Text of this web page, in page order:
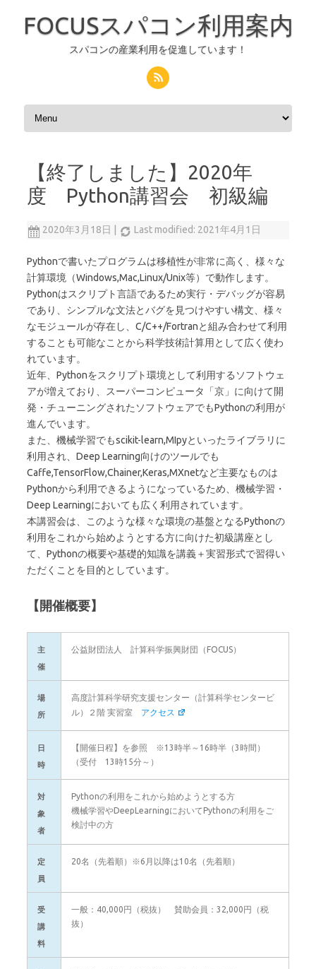
FOCUSスパコン利用案内
スパコンの産業利用を促進しています！
コンテンツへスキップ
【終了しました】2020年
度 Python講習会 初級編
2020年3月18日 Last modified: 2021年4月1日
Pythonで書いたプログラムは移植性が非常に高く、様々な
計算環境（Windows,Mac,Linux/Unix等）で動作します。
Pythonはスクリプト言語であるため実行・デバッグが容易
であり、シンプルな文法とバグを見つけやすい構文、様々
なモジュールが存在し、C/C++/Fortranと組み合わせて利用
することも可能なことから科学技術計算用として広く使わ
れています。
近年、Pythonをスクリプト環境として利用するソフトウェ
アが増えており、スーパーコンピュータ「京」に向けて開
発・チューニングされたソフトウェアでもPythonの利用が
進んでいます。
また、機械学習でもscikit-learn,MIpyといったライブラリに
利用され、Deep Learning向けのツールでも
Caffe,TensorFlow,Chainer,Keras,MXnetなど主要なものは
Pythonから利用できるようになっているため、機械学習・
Deep Learningにおいても広く利用されています。
本講習会は、このような様々な環境の基盤となるPythonの
利用をこれから始めようとする方に向けた初級講座とし
て、Pythonの概要や基礎的知識を講義＋実習形式で習得い
ただくことを目的としています。
【開催概要】
主
催
公益財団法人 計算科学振興財団（FOCUS）
場
所
高度計算科学研究支援センター（計算科学センタービ
ル）２階 実習室 アクセス
日
時
【開催日程】を参照 ※13時半～16時半（3時間）
（受付 13時15分～）
対
象
者
Pythonの利用をこれから始めようとする方
機械学習やDeepLearningにおいてPythonの利用をご
検討中の方
定
員
20名（先着順）※6月以降は10名（先着順）
受
講
料
一般：40,000円（税抜） 賛助会員：32,000円（税
抜）